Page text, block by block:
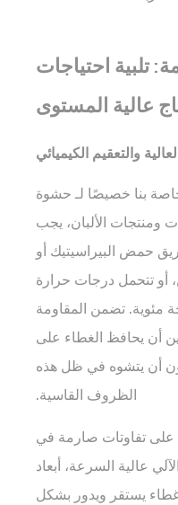
تلبية احتياجات
عالية المستوى
والتعقيم الكيميائي
حشوة
ومنتجات الألبان، يجب
حمض البيراسيتيك أو
أو تتحمل درجات حرارة
الساخن" حوالي 90 درجة مئوية. تضمن المقاومة
أن يحافظ الغطاء على
دون أن يتشوه في ظل هذه
الظروف القاسية.
على تفاوتات صارمة في
عالية السرعة، أبعاد
يستقر ويدور بشكل